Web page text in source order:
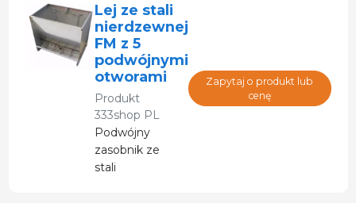
Lej ze stali
nierdzewnej
FM z 5
podwójnymi
otworami
Produkt
333shop PL
Podwójny
zasobnik ze
stali
Zapytaj o produkt lub
cenę